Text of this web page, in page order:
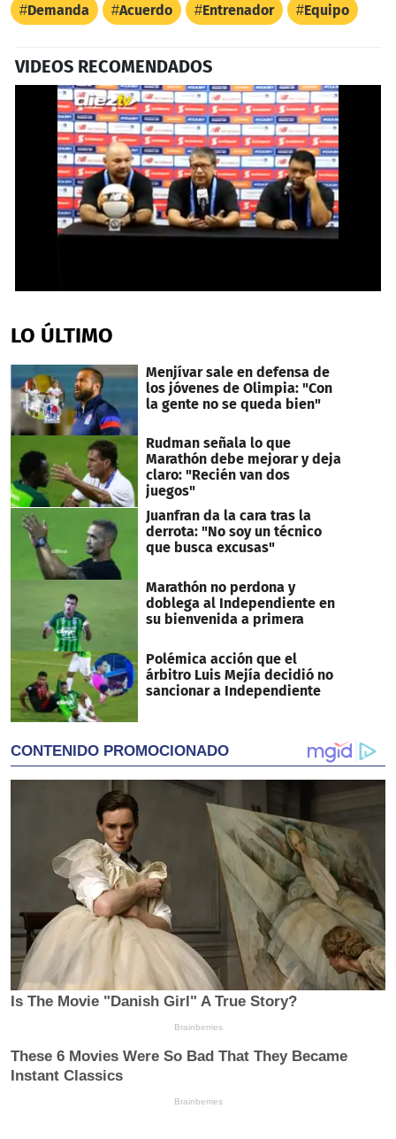
Demanda Acuerdo Entrenador Equipo
VIDEOS RECOMENDADOS
of
2
11
seconds
LO ÚLTIMO
Menjívar sale en defensa de
los jóvenes de Olimpia: "Con
la gente no se queda bien"
Rudman señala lo que
Marathón debe mejorar y deja
claro: "Recién van dos
juegos"
Juanfran da la cara tras la
derrota: "No soy un técnico
que busca excusas"
Marathón no perdona y
doblega al Independiente en
su bienvenida a primera
Polémica acción que el
árbitro Luis Mejía decidió no
sancionar a Independiente